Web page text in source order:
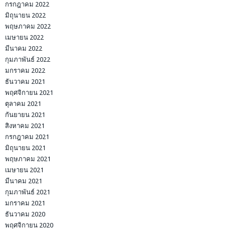
กรกฎาคม 2022
มิถุนายน 2022
พฤษภาคม 2022
เมษายน 2022
มีนาคม 2022
กุมภาพันธ์ 2022
มกราคม 2022
ธันวาคม 2021
พฤศจิกายน 2021
ตุลาคม 2021
กันยายน 2021
สิงหาคม 2021
กรกฎาคม 2021
มิถุนายน 2021
พฤษภาคม 2021
เมษายน 2021
มีนาคม 2021
กุมภาพันธ์ 2021
มกราคม 2021
ธันวาคม 2020
พฤศจิกายน 2020